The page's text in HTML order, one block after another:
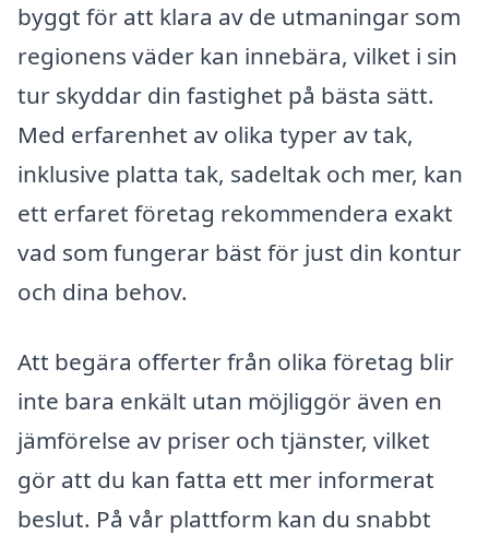
byggt för att klara av de utmaningar som
regionens väder kan innebära, vilket i sin
tur skyddar din fastighet på bästa sätt.
Med erfarenhet av olika typer av tak,
inklusive platta tak, sadeltak och mer, kan
ett erfaret företag rekommendera exakt
vad som fungerar bäst för just din kontur
och dina behov.
Att begära offerter från olika företag blir
inte bara enkält utan möjliggör även en
jämförelse av priser och tjänster, vilket
gör att du kan fatta ett mer informerat
beslut. På vår plattform kan du snabbt